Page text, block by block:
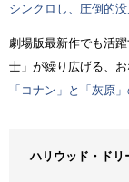
シンクロし、圧倒的
劇場版最新作でも活
士」が繰り広げる、お
「コナン」と「灰原
ハリウッド・ドリ